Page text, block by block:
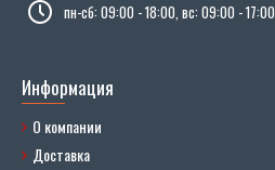
пн-сб: 09:00 - 18:00, вс: 09:00 - 17:00
Информация
О компании
Доставка